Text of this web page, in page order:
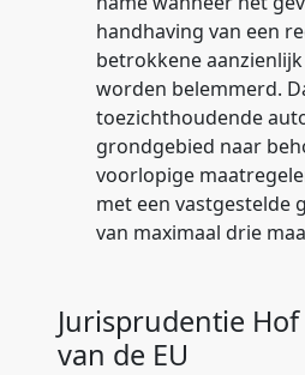
handhaving van een
betrokkene
worden belemmerd.
toezichthoudende
grondgebied naar
voorlopige
met een vastgestelde
van maximaal drie
Jurisprudentie
van de EU